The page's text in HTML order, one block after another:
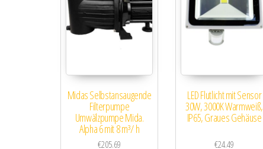
Midas Selbstansaugende
Filterpumpe
Umwälzpumpe Mida.
Alpha 6 mit 8 m³/ h
€205.69
LED Flutlicht mit Sensor
30W, 3000K Warmweiß,
IP65, Graues Gehäuse
€24.49